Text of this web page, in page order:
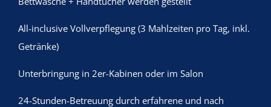
All-inclusive Vollverpflegung (3 Mahlzeiten pro Tag, inkl.
Getränke)
Unterbringung in 2er-Kabinen oder im Salon
24-Stunden-Betreuung durch erfahrene und nach